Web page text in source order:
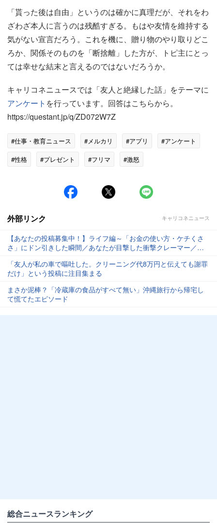
「貰った後は自由」というのは確かに真理だが、それをわ
ざわざ本人に言うのは残酷すぎる。もはや友情を維持する
気がない宣言だろう。これを機に、贈り物のやり取りどこ
ろか、関係そのものを「断捨離」した方が、トピ主にとっ
ては幸せな結末と言えるのではないだろうか。
キャリコネニュースでは「友人と絶縁した話」をテーマに
アンケート を行っています。回答はこちらから。
https://questant.jp/q/ZD072W7Z
#仕事・教育ニュース #メルカリ #アプリ
#アンケート
#性格
#プレゼント #フリマ #激怒
外部リンク キャリコネニュース
【あなたの投稿募集中！】ライフ編～「お金の使い方・ケチくさ
さ」にドン引きした瞬間／あなたが目撃した衝撃クレーマー／友
「友人が私の車で嘔吐した。クリーニング代8万円と伝えても謝罪
だけ」という投稿に注目集まる
まさか泥棒？「冷蔵庫の食品がすべて無い」沖縄旅行から帰宅し
て慌てたエピソード
総合ニュースランキング